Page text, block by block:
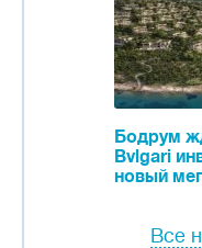
Бодрум
Bvlgari
новый
Все